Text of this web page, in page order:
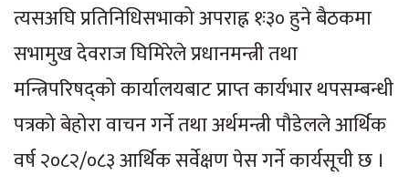
त्यसअघि प्रतिनिधिसभाको अपराह्न १ः३० हुने बैठकमा
सभामुख देवराज घिमिरेले प्रधानमन्त्री तथा
मन्त्रिपरिषद्को कार्यालयबाट प्राप्त कार्यभार थपसम्बन्धी
पत्रको बेहोरा वाचन गर्ने तथा अर्थमन्त्री पौडेलले आर्थिक
वर्ष २०८२/०८३ आर्थिक सर्वेक्षण पेस गर्ने कार्यसूची छ ।